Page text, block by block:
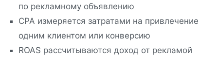
по рекламному объявлению
CPA измеряется затратами на привлечение
одним клиентом или конверсию
ROAS рассчитываются доход от рекламой